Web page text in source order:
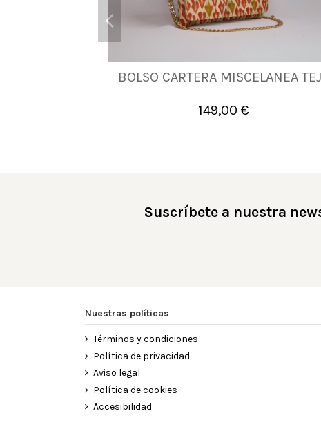
BOLSO CARTERA MISCELANEA
149,00 €
UNICA
Añadir al carrito
Suscríbete a nuestra
Nuestras políticas
Términos y condiciones
Política de privacidad
Aviso legal
Política de cookies
Accesibilidad